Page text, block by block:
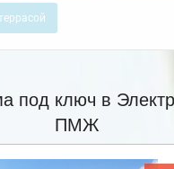
под ключ в
ПМЖ